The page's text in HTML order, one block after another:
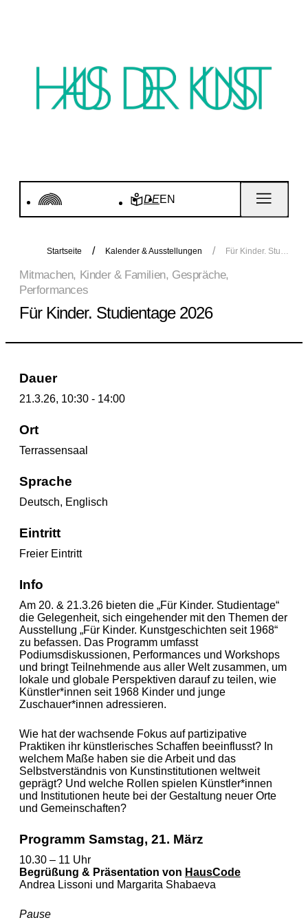
DEEN
Startseite Kalender & Ausstellungen Für Kinder. Studientage 2026
Mitmachen, Kinder & Familien, Gespräche,
Performances
Für Kinder. Studientage 2026
Dauer
21.3.26, 10:30 - 14:00
Ort
Terrassensaal
Sprache
Deutsch, Englisch
Eintritt
Freier Eintritt
Info
Am 20. & 21.3.26 bieten die „Für Kinder. Studientage“
die Gelegenheit, sich eingehender mit den Themen der
Ausstellung „Für Kinder. Kunstgeschichten seit 1968“
zu befassen. Das Programm umfasst
Podiumsdiskussionen, Performances und Workshops
und bringt Teilnehmende aus aller Welt zusammen, um
lokale und globale Perspektiven darauf zu teilen, wie
Künstler*innen seit 1968 Kinder und junge
Zuschauer*innen adressieren.
Wie hat der wachsende Fokus auf partizipative
Praktiken ihr künstlerisches Schaffen beeinflusst? In
welchem Maße haben sie die Arbeit und das
Selbstverständnis von Kunstinstitutionen weltweit
geprägt? Und welche Rollen spielen Künstler*innen
und Institutionen heute bei der Gestaltung neuer Orte
und Gemeinschaften?
Programm Samstag, 21. März
10.30 – 11 Uhr
Begrüßung & Präsentation von HausCode
Andrea Lissoni und Margarita Shabaeva
Pause